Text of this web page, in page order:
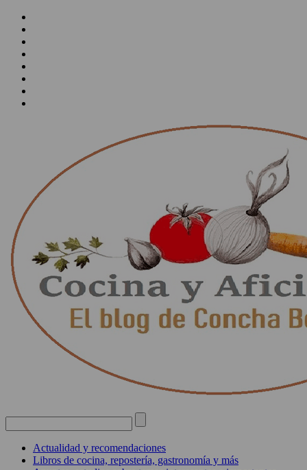
Actualidad y recomendaciones
Libros de cocina, repostería, gastronomía y más